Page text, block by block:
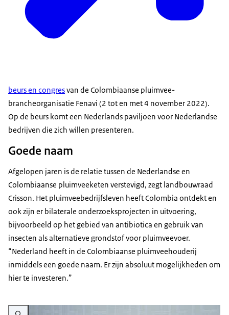
beurs en congresvan de Colombiaanse pluimvee-
brancheorganisatie Fenavi (2 tot en met 4 november 2022).
Op de beurs komt een Nederlands paviljoen voor Nederlandse
bedrijven die zich willen presenteren.
Goede naam
Afgelopen jaren is de relatie tussen de Nederlandse en
Colombiaanse pluimveeketen verstevigd, zegt landbouwraad
Crisson. Het pluimveebedrijfsleven heeft Colombia ontdekt en
ook zijn er bilaterale onderzoeksprojecten in uitvoering,
bijvoorbeeld op het gebied van antibiotica en gebruik van
insecten als alternatieve grondstof voor pluimveevoer.
“Nederland heeft in de Colombiaanse pluimveehouderij
inmiddels een goede naam. Er zijn absoluut mogelijkheden om
hier te investeren.”
Vergroot afbeelding Micha Vosse